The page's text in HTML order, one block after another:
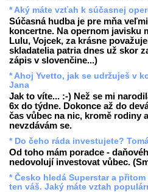
* Aký máte vzťah k súčasnej
Súčasná hudba je pre mňa
koncertne. Na opernom javisku
Lulu, Vojcek, za krásne
skladatelia patria dnes už skor
zápis v slovenčine...)
* Ahoj Yvetto, jak se udržuješ v
Jana
Jak to víte... :-) Než se mi
6x do týdne. Dokonce až do
čas vůbec na nic, kromě rodiny
nevzdávám se.
* Do čeho ráda investujete?
Od toho mám poradce -
nedovolují investovat vůbec.
* Česko hledá Superstar a
ten váš. Jaký máte vztah